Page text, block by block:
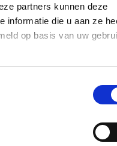
partners kunnen deze
informatie die u aan ze
op basis van uwvoor
bij aan de
knip’